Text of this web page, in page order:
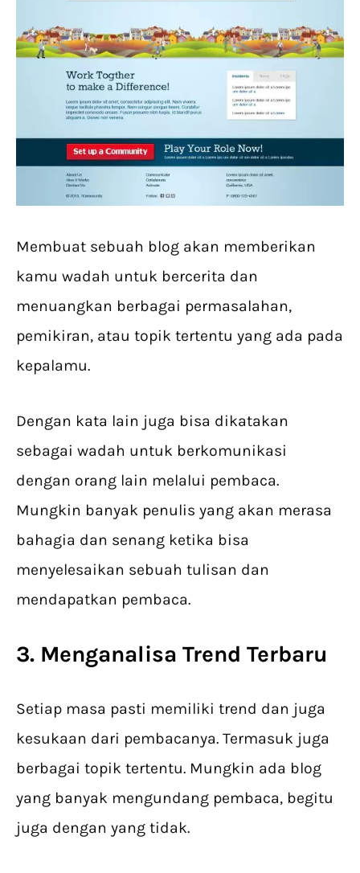
Membuat sebuah blog akan memberikan
kamu wadah untuk bercerita dan
menuangkan berbagai permasalahan,
pemikiran, atau topik tertentu yang ada pada
kepalamu.
Dengan kata lain juga bisa dikatakan
sebagai wadah untuk berkomunikasi
dengan orang lain melalui pembaca.
Mungkin banyak penulis yang akan merasa
bahagia dan senang ketika bisa
menyelesaikan sebuah tulisan dan
mendapatkan pembaca.
3. Menganalisa Trend Terbaru
Setiap masa pasti memiliki trend dan juga
kesukaan dari pembacanya. Termasuk juga
berbagai topik tertentu. Mungkin ada blog
yang banyak mengundang pembaca, begitu
juga dengan yang tidak.